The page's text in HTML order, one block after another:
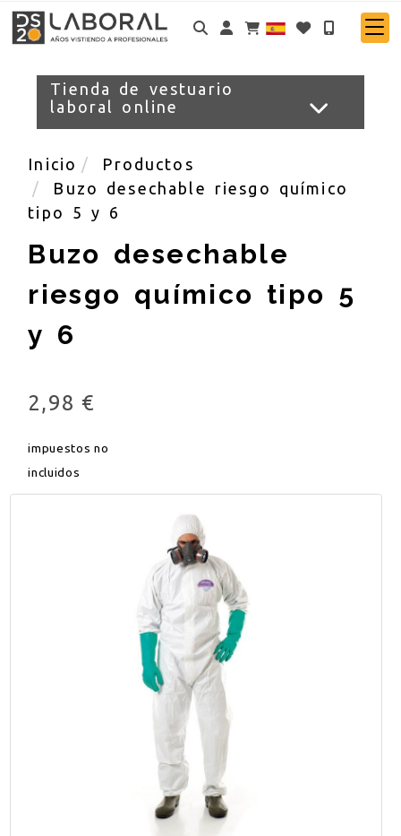
Identifícate
Tienda de vestuario
laboral online
Inicio
Productos
Buzo desechable riesgo químico
tipo 5 y 6
Buzo desechable
riesgo químico tipo 5
y 6
2,98 €
impuestos no
incluidos